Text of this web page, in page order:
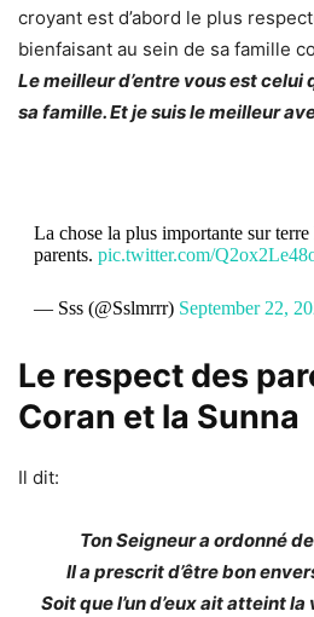
croyant est d’abord le plus
bienfaisant au sein de sa famille
Le meilleur d’entre vous est
sa famille. Et je suis le meilleur
La chose la plus importante sur terre
parents. pic.twitter.com/
— Sss (@Sslmrrr) September 22,
Le respect des
Coran et la Sunna
Il dit:
Ton Seigneur a ordonné
Il a prescrit d’être bon
Soit que l’un d’eux ait atteint